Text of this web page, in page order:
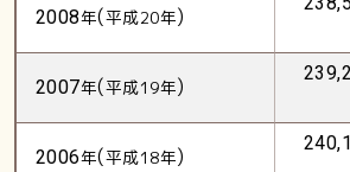
2008年(平成20年)
2007年(平成19年)
2006年(平成18年)